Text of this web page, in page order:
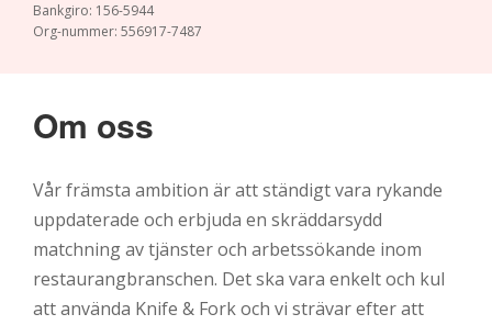
Bankgiro: 156-5944
Org-nummer: 556917-7487
Om oss
Vår främsta ambition är att ständigt vara rykande
uppdaterade och erbjuda en skräddarsydd
matchning av tjänster och arbetssökande inom
restaurangbranschen. Det ska vara enkelt och kul
att använda Knife & Fork och vi strävar efter att